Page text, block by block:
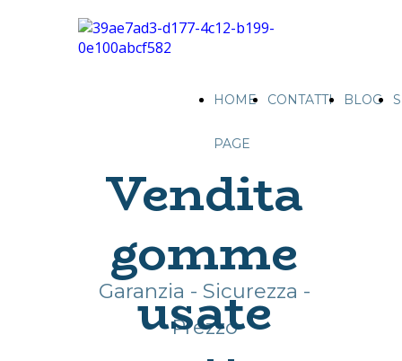
HOME
PAGE
CONTATTI BLOG
Vendita
gomme
usate
Garanzia - Sicurezza -
Prezzo